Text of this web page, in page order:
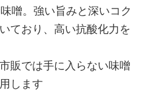
噌。強い旨みと深いコク
ており、高い抗酸化力を
販では手に入らない味噌
します